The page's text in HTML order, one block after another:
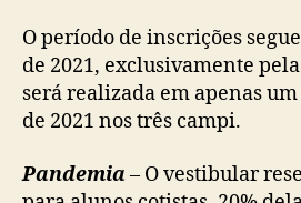
O período de inscrições
de 2021, exclusivamente
será realizada em apenas
de 2021 nos três campi.
Pandemia– O vestibular